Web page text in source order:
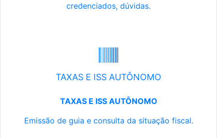
credenciados, dúvidas.
TAXAS E ISS AUTÔNOMO
TAXAS E ISS AUTÔNOMO
Emissão de guia e consulta da situação fiscal.